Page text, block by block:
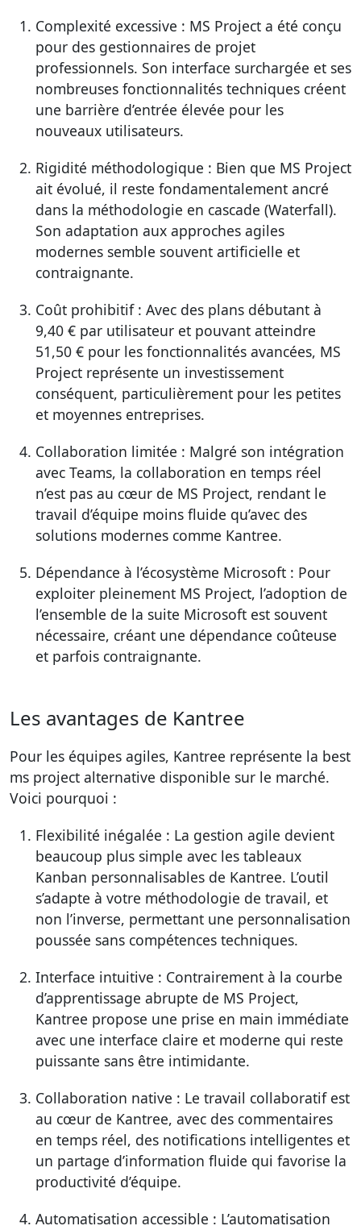
Complexité excessive : MS Project a été conçu
pour des gestionnaires de projet
professionnels. Son interface surchargée et ses
nombreuses fonctionnalités techniques créent
une barrière d’entrée élevée pour les
nouveaux utilisateurs.
Rigidité méthodologique : Bien que MS Project
ait évolué, il reste fondamentalement ancré
dans la méthodologie en cascade (Waterfall).
Son adaptation aux approches agiles
modernes semble souvent artificielle et
contraignante.
Coût prohibitif : Avec des plans débutant à
9,40 € par utilisateur et pouvant atteindre
51,50 € pour les fonctionnalités avancées, MS
Project représente un investissement
conséquent, particulièrement pour les petites
et moyennes entreprises.
Collaboration limitée : Malgré son intégration
avec Teams, la collaboration en temps réel
n’est pas au cœur de MS Project, rendant le
travail d’équipe moins fluide qu’avec des
solutions modernes comme Kantree.
Dépendance à l’écosystème Microsoft : Pour
exploiter pleinement MS Project, l’adoption de
l’ensemble de la suite Microsoft est souvent
nécessaire, créant une dépendance coûteuse
et parfois contraignante.
Les avantages de Kantree
Pour les équipes agiles, Kantree représente la best
ms project alternative disponible sur le marché.
Voici pourquoi :
Flexibilité inégalée : La gestion agile devient
beaucoup plus simple avec les tableaux
Kanban personnalisables de Kantree. L’outil
s’adapte à votre méthodologie de travail, et
non l’inverse, permettant une personnalisation
poussée sans compétences techniques.
Interface intuitive : Contrairement à la courbe
d’apprentissage abrupte de MS Project,
Kantree propose une prise en main immédiate
avec une interface claire et moderne qui reste
puissante sans être intimidante.
Collaboration native : Le travail collaboratif est
au cœur de Kantree, avec des commentaires
en temps réel, des notifications intelligentes et
un partage d’information fluide qui favorise la
productivité d’équipe.
Automatisation accessible : L’automatisation